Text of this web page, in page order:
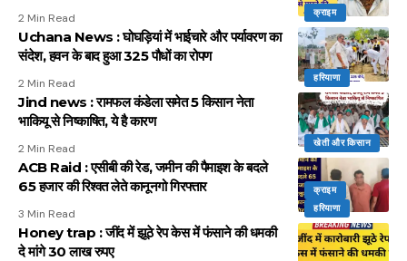
क्राइम
2 Min Read
हरियाणा
Uchana News : घोघड़ियां में भाईचारे और पर्यावरण का
संदेश, हवन के बाद हुआ 325 पौधों का रोपण
2 Min Read
खेती और किसान
Jind news : रामफल कंडेला समेत 5 किसान नेता
भाकियू से निष्काषित, ये है कारण
2 Min Read
क्राइम
हरियाणा
ACB Raid : एसीबी की रेड, जमीन की पैमाइश के बदले
65 हजार की रिश्वत लेते कानूनगो गिरफ्तार
3 Min Read
Honey trap : जींद में झूठे रेप केस में फंसाने की धमकी
दे मांगे 30 लाख रुपए